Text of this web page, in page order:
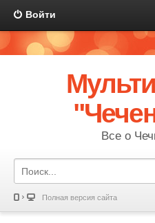
Войти
Все о
Полная версия сайта